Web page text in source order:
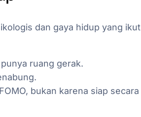
dan gaya hidup yang ikut
ruang gerak.
bukan karena siap secara